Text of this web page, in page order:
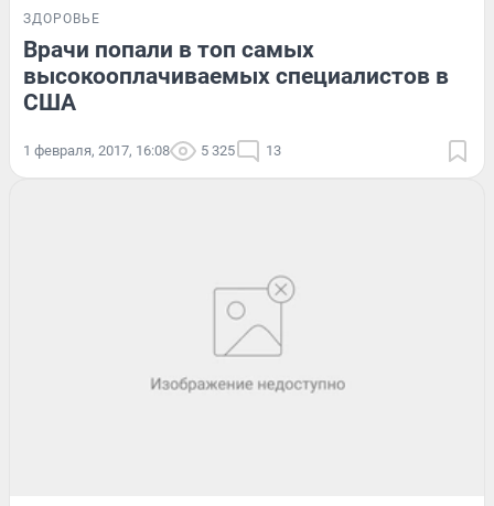
ЗДОРОВЬЕ
Врачи попали в топ самых
высокооплачиваемых специалистов в
США
1 февраля, 2017, 16:08 5 325 13